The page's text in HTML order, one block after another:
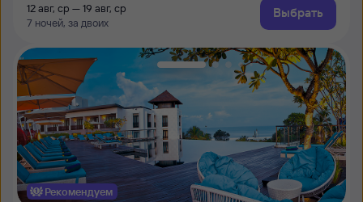
12 авг, ср — 19 авг, ср
7 ночей, за двоих
Выбрать
Рекомендуем